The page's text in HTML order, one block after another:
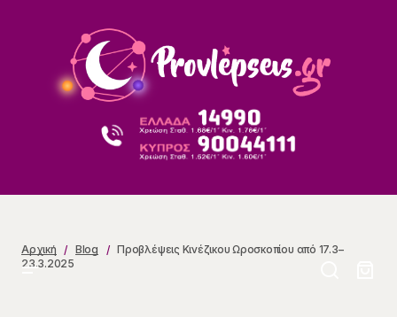
Αρχική Blog
Προβλέψεις Κινέζικου Ωροσκοπίου από 17.3–
23.3.2025